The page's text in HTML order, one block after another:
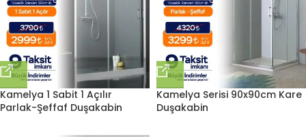
Kamelya 1 Sabit 1 Açılır
Parlak-Şeffaf Duşakabin
Kamelya Serisi 90x90cm Kare
Duşakabin